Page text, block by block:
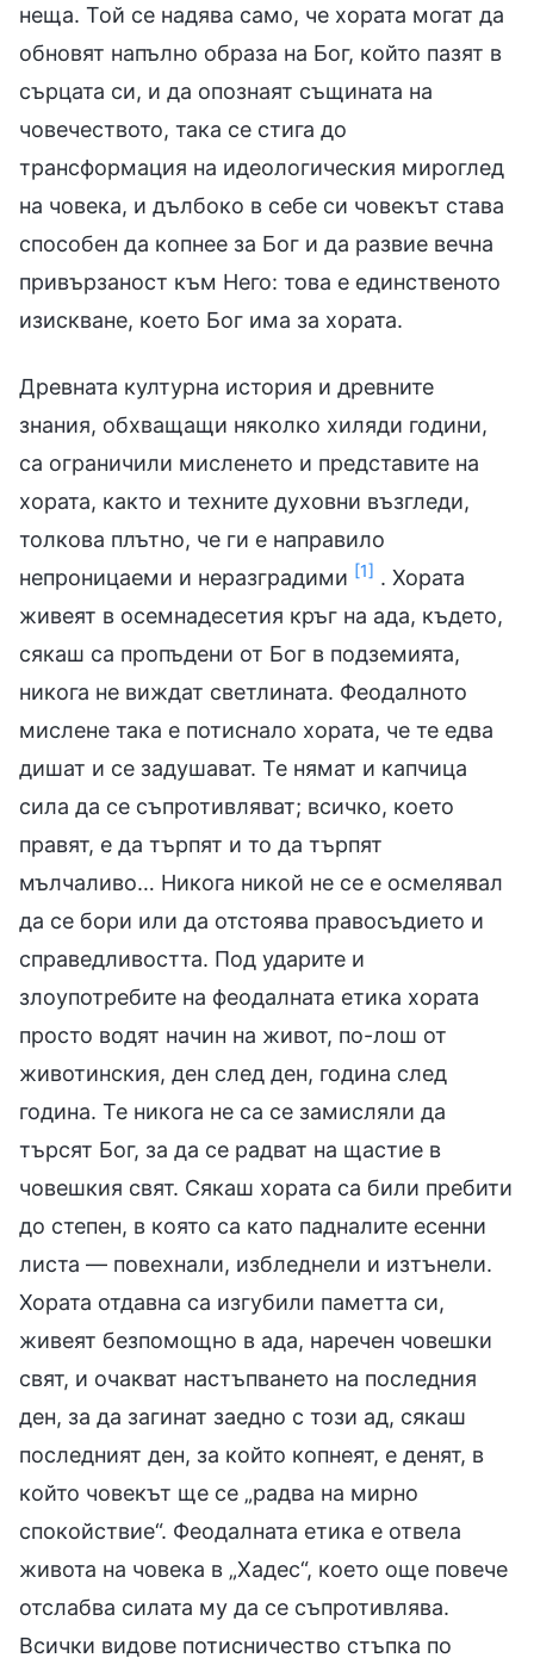
неща. Той се надява само, че хората могат да
обновят напълно образа на Бог, който пазят в
сърцата си, и да опознаят същината на
човечеството, така се стига до
трансформация на идеологическия мироглед
на човека, и дълбоко в себе си човекът става
способен да копнее за Бог и да развие вечна
привързаност към Него: това е единственото
изискване, което Бог има за хората.
Древната културна история и древните
знания, обхващащи няколко хиляди години,
са ограничили мисленето и представите на
хората, както и техните духовни възгледи,
толкова плътно, че ги е направило
непроницаеми и неразградими [1] . Хората
живеят в осемнадесетия кръг на ада, където,
сякаш са пропъдени от Бог в подземията,
никога не виждат светлината. Феодалното
мислене така е потиснало хората, че те едва
дишат и се задушават. Те нямат и капчица
сила да се съпротивляват; всичко, което
правят, е да търпят и то да търпят
мълчаливо… Никога никой не се е осмелявал
да се бори или да отстоява правосъдието и
справедливостта. Под ударите и
злоупотребите на феодалната етика хората
просто водят начин на живот, по-лош от
животинския, ден след ден, година след
година. Те никога не са се замисляли да
търсят Бог, за да се радват на щастие в
човешкия свят. Сякаш хората са били пребити
до степен, в която са като падналите есенни
листа — повехнали, избледнели и изтънели.
Хората отдавна са изгубили паметта си,
живеят безпомощно в ада, наречен човешки
свят, и очакват настъпването на последния
ден, за да загинат заедно с този ад, сякаш
последният ден, за който копнеят, е денят, в
който човекът ще се „радва на мирно
спокойствие“. Феодалната етика е отвела
живота на човека в „Хадес“, което още повече
отслабва силата му да се съпротивлява.
Всички видове потисничество стъпка по